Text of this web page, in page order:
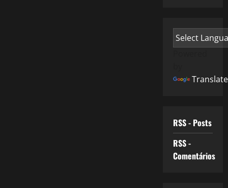
Translate
RSS - Posts
RSS -
Comentários